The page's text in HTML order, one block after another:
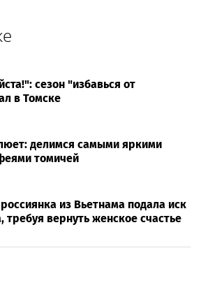
сезон "избавься от
в Томске
делимся самыми яркими
томичей
из Вьетнама подала иск
требуя вернуть женское счастье